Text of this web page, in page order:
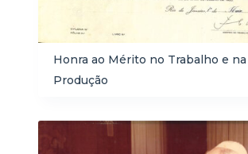
Honra ao Mérito no Trabalho e na
Produção